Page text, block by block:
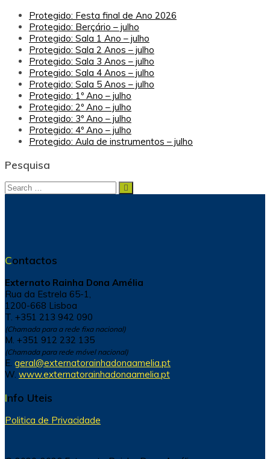
Protegido: Festa final de Ano 2026
Protegido: Berçário – julho
Protegido: Sala 1 Ano – julho
Protegido: Sala 2 Anos – julho
Protegido: Sala 3 Anos – julho
Protegido: Sala 4 Anos – julho
Protegido: Sala 5 Anos – julho
Protegido: 1º Ano – julho
Protegido: 2º Ano – julho
Protegido: 3º Ano – julho
Protegido: 4º Ano – julho
Protegido: Aula de instrumentos – julho
Pesquisa
Search
Search
Contactos
Externato Rainha Dona Amélia
Rua da Estrela 65-1,
1200-668 Lisboa
T. +351 213 942 090
(Chamada para a rede fixa nacional)
M. +351 912 232 135
(Chamada para rede móvel nacional)
E. geral@externatorainhadonaamelia.pt
W. www.externatorainhadonaamelia.pt
Info Uteis
Politica de Privacidade